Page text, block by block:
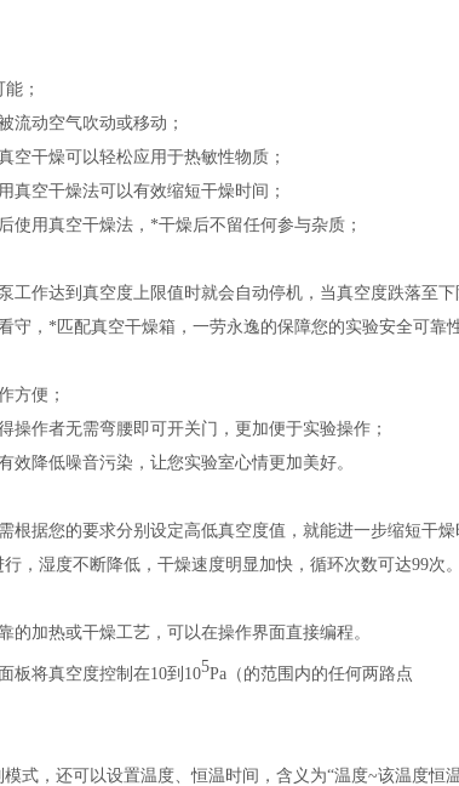
；
流动空气吹动或移动 ；
空干燥可以轻松应用于热敏性物质；
真空干燥法可以有效缩短干燥时间；
使用真空干燥法，*干燥后不留任何参与杂质；
作达到真空度上限值时就会自动停机，当真空度跌落至
，*匹配真空干燥箱，一劳永逸的保障您的实验安全可靠性
方便；
作者无需弯腰即可开关门，更加便于实验操作；
降低噪音污染，让您实验室心情更加美好。
据您的要求分别设定高低真空度值，就能进一步缩短干
，湿度不断降低，干燥速度明显加快，循环次数可达99次。
加热或干燥工艺，可以在操作界面直接编程。
板将真空度控制在10到105Pa （ 的范围内的任何两路点
式，还可以设置温度、恒温时间，含义为“温度~该温度